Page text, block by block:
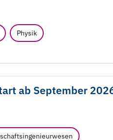
Physik
ab September